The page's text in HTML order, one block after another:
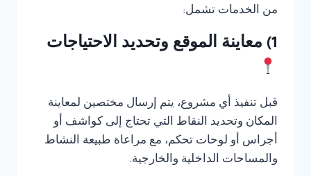
من الخدمات تشمل:
1) معاينة الموقع وتحديد الاحتياجات
قبل تنفيذ أي مشروع، يتم إرسال مختصين لمعاينة
المكان وتحديد النقاط التي تحتاج إلى كواشف أو
أجراس أو لوحات تحكم، مع مراعاة طبيعة النشاط
والمساحات الداخلية والخارجية.